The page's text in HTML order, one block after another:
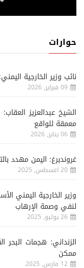
حوارات
نائب وزير الخارجية
09 فبراير, 2026
الشيخ عبدالعزيز
معمقة للواقع
06 يناير, 2026
غروندبرغ: اليمن مهدد
20 اغسطس, 2025
وزير الخارجية اليمني
لنفي وصمة الإرهاب
26 يوليو, 2025
الزنداني: هجمات البحر
ممكن
12 مارس, 2025